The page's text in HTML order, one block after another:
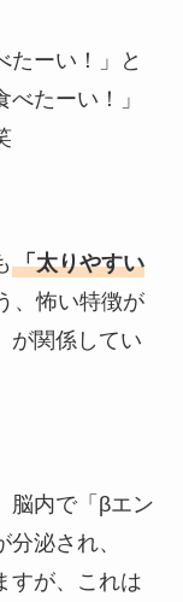
たーい！」と
たーい！」
「太りやすい
、怖い特徴が
が関係してい
脳内で「βエン
泌され、
すが、これは